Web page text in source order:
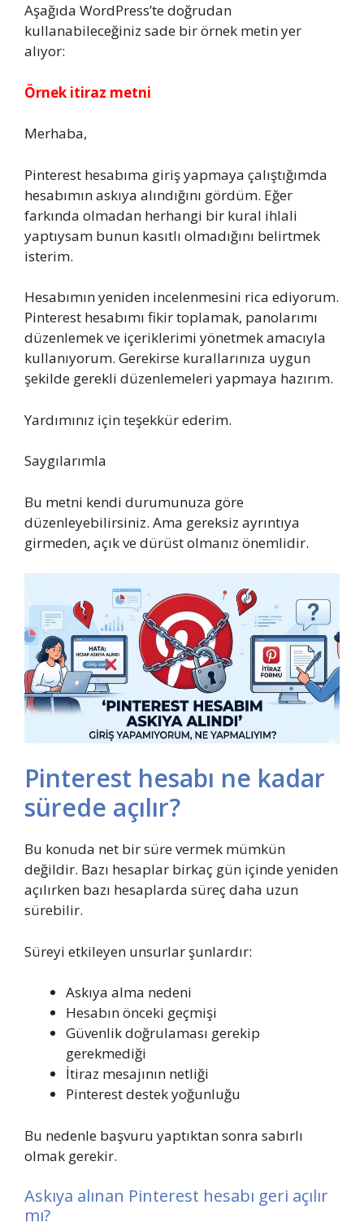
Aşağıda WordPress’te doğrudan
kullanabileceğiniz sade bir örnek metin yer
alıyor:
Örnek itiraz metni
Merhaba,
Pinterest hesabıma giriş yapmaya çalıştığımda
hesabımın askıya alındığını gördüm. Eğer
farkında olmadan herhangi bir kural ihlali
yaptıysam bunun kasıtlı olmadığını belirtmek
isterim.
Hesabımın yeniden incelenmesini rica ediyorum.
Pinterest hesabımı fikir toplamak, panolarımı
düzenlemek ve içeriklerimi yönetmek amacıyla
kullanıyorum. Gerekirse kurallarınıza uygun
şekilde gerekli düzenlemeleri yapmaya hazırım.
Yardımınız için teşekkür ederim.
Saygılarımla
Bu metni kendi durumunuza göre
düzenleyebilirsiniz. Ama gereksiz ayrıntıya
girmeden, açık ve dürüst olmanız önemlidir.
Pinterest hesabı ne kadar
sürede açılır?
Bu konuda net bir süre vermek mümkün
değildir. Bazı hesaplar birkaç gün içinde yeniden
açılırken bazı hesaplarda süreç daha uzun
sürebilir.
Süreyi etkileyen unsurlar şunlardır:
Askıya alma nedeni
Hesabın önceki geçmişi
Güvenlik doğrulaması gerekip
gerekmediği
İtiraz mesajının netliği
Pinterest destek yoğunluğu
Bu nedenle başvuru yaptıktan sonra sabırlı
olmak gerekir.
Askıya alınan Pinterest hesabı geri açılır
mı?